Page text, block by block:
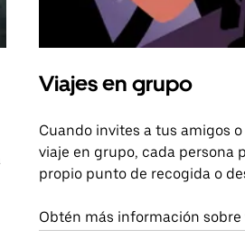
Viajes en grupo
Cuando invites a tus amigos
viaje en grupo, cada persona
propio punto de recogida o
Obtén más información